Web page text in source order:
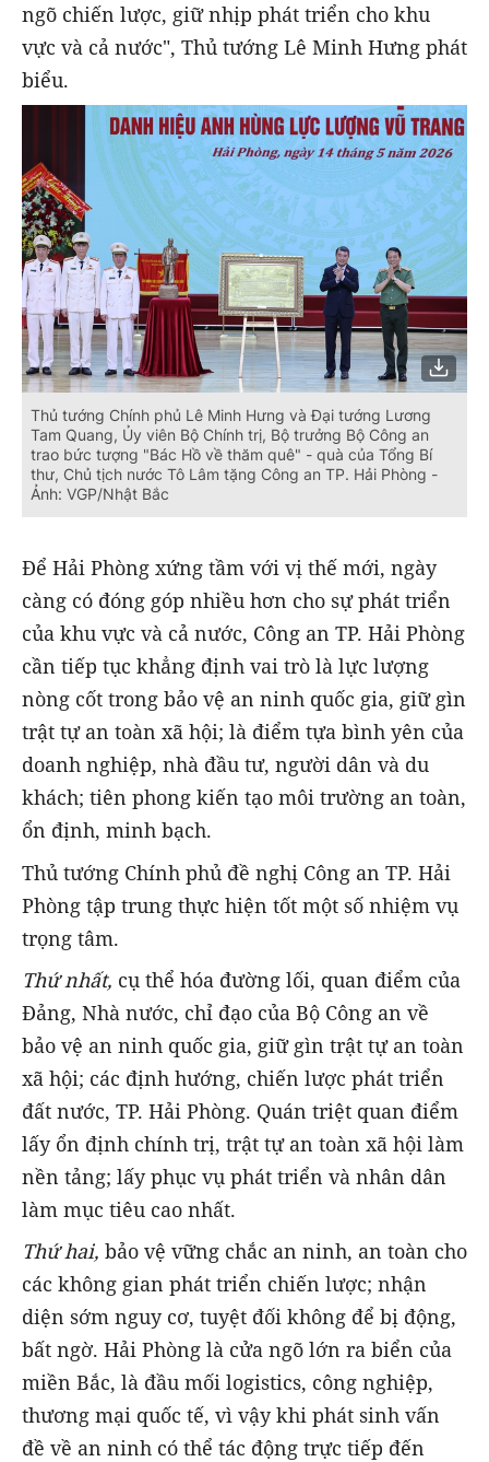
ngõ chiến lược, giữ nhịp phát triển cho khu
vực và cả nước", Thủ tướng Lê Minh Hưng phát
biểu.
Thủ tướng Chính phủ Lê Minh Hưng và Đại tướng Lương
Tam Quang, Ủy viên Bộ Chính trị, Bộ trưởng Bộ Công an
trao bức tượng "Bác Hồ về thăm quê" - quà của Tổng Bí
thư, Chủ tịch nước Tô Lâm tặng Công an TP. Hải Phòng -
Ảnh: VGP/Nhật Bắc
Để Hải Phòng xứng tầm với vị thế mới, ngày
càng có đóng góp nhiều hơn cho sự phát triển
của khu vực và cả nước, Công an TP. Hải Phòng
cần tiếp tục khẳng định vai trò là lực lượng
nòng cốt trong bảo vệ an ninh quốc gia, giữ gìn
trật tự an toàn xã hội; là điểm tựa bình yên của
doanh nghiệp, nhà đầu tư, người dân và du
khách; tiên phong kiến tạo môi trường an toàn,
ổn định, minh bạch.
Thủ tướng Chính phủ đề nghị Công an TP. Hải
Phòng tập trung thực hiện tốt một số nhiệm vụ
trọng tâm.
Thứ nhất, cụ thể hóa đường lối, quan điểm của
Đảng, Nhà nước, chỉ đạo của Bộ Công an về
bảo vệ an ninh quốc gia, giữ gìn trật tự an toàn
xã hội; các định hướng, chiến lược phát triển
đất nước, TP. Hải Phòng. Quán triệt quan điểm
lấy ổn định chính trị, trật tự an toàn xã hội làm
nền tảng; lấy phục vụ phát triển và nhân dân
làm mục tiêu cao nhất.
Thứ hai, bảo vệ vững chắc an ninh, an toàn cho
các không gian phát triển chiến lược; nhận
diện sớm nguy cơ, tuyệt đối không để bị động,
bất ngờ. Hải Phòng là cửa ngõ lớn ra biển của
miền Bắc, là đầu mối logistics, công nghiệp,
thương mại quốc tế, vì vậy khi phát sinh vấn
đề về an ninh có thể tác động trực tiếp đến